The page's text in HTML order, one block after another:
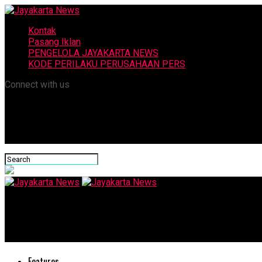
Kontak
Pasang Iklan
PENGELOLA JAYAKARTA NEWS
KODE PERILAKU PERUSAHAAN PERS
Connect with us